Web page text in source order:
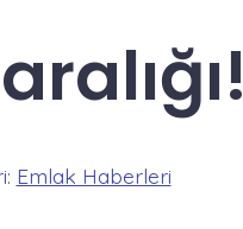
Emlak Haberleri